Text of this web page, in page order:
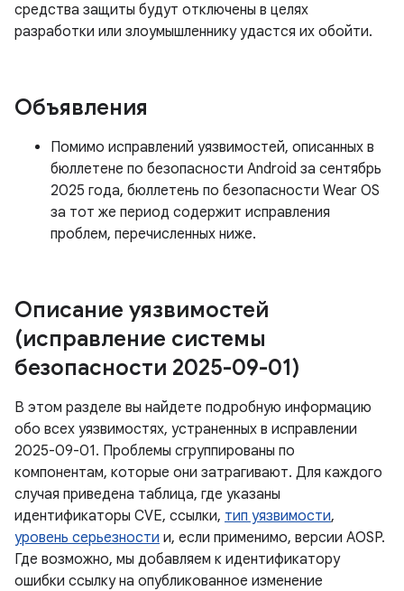
средства защиты будут отключены в целях
разработки или злоумышленнику удастся их обойти.
Объявления
Помимо исправлений уязвимостей, описанных в
бюллетене по безопасности Android за сентябрь
2025 года, бюллетень по безопасности Wear OS
за тот же период содержит исправления
проблем, перечисленных ниже.
Описание уязвимостей
(исправление системы
безопасности 2025-09-01)
В этом разделе вы найдете подробную информацию
обо всех уязвимостях, устраненных в исправлении
2025-09-01. Проблемы сгруппированы по
компонентам, которые они затрагивают. Для каждого
случая приведена таблица, где указаны
идентификаторы CVE, ссылки, тип уязвимости,
уровень серьезности и, если применимо, версии AOSP.
Где возможно, мы добавляем к идентификатору
ошибки ссылку на опубликованное изменение